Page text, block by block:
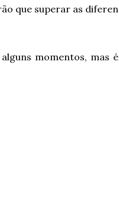
que superar as
momentos, mas